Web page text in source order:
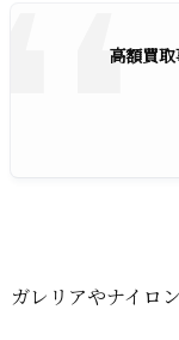
高額買
ガレリアやナイロ